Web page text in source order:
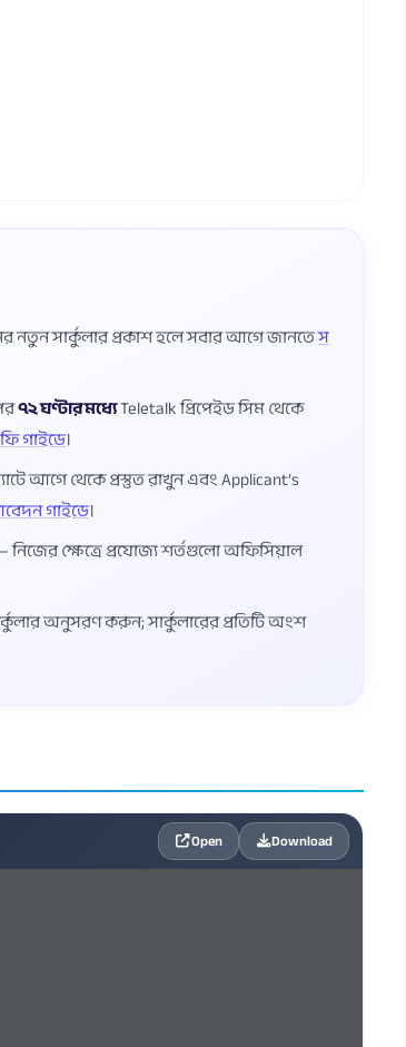
নতুন সার্কুলার প্রকাশ হলে সবার আগে জানতেস
৭২ ঘণ্টার মধ্যেTeletalk প্রিপেইড সিম থেকে
গাইডে।
আগে থেকে প্রস্তুত রাখুন এবং Applicant’s
গাইডে।
নিজের ক্ষেত্রে প্রযোজ্য শর্তগুলো অফিসিয়াল
অনুসরণ করুন; সার্কুলারের প্রতিটি অংশ
Open Download